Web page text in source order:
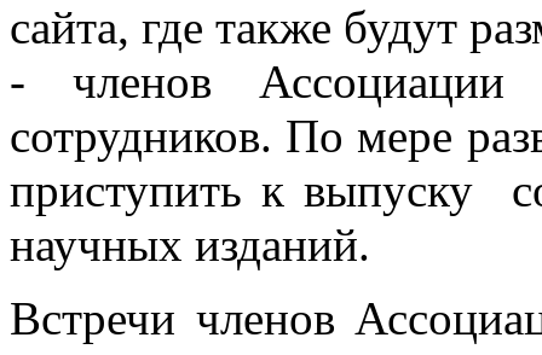
сайта, где также будут
- членов
сотрудников. По мере
приступить к выпуску
научных изданий.
Встречи членов